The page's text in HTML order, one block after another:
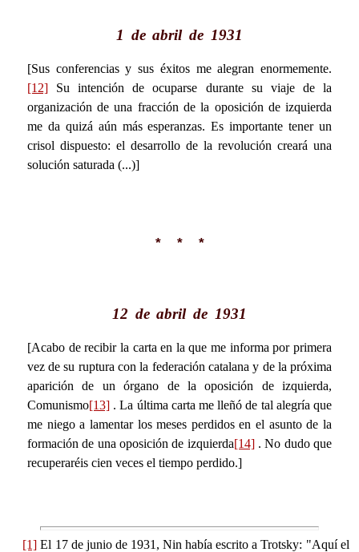
1 de abril de 1931
[Sus conferencias y sus éxitos me alegran enormemente.
[12]Su intención de ocuparse durante su viaje de la
organización de una fracción de la oposición de izquierda
me da quizá aún más esperanzas. Es importante tener un
crisol dispuesto: el desarrollo de la revolución creará una
solución saturada (...)]
* * *
12 de abril de 1931
[Acabo de recibir la carta en la que me informa por primera
vez de su ruptura con la federación catalana y de la próxima
aparición de un órgano de la oposición de izquierda,
Comunismo[13]. La última carta me lleñó de tal alegría que
me niego a lamentar los meses perdidos en el asunto de la
formación de una oposición de izquierda[14]. No dudo que
recuperaréis cien veces el tiempo perdido.]
[1] El 17 de junio de 1931, Nin había escrito a Trotsky: "Aquí el